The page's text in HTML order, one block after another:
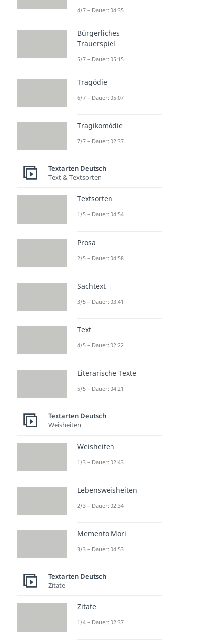
4/7 – Dauer: 04:35
Bürgerliches
Trauerspiel
5/7 – Dauer: 05:15
Tragödie
6/7 – Dauer: 05:07
Tragikomödie
7/7 – Dauer: 02:37
Textarten Deutsch
Text & Textsorten
Textsorten
1/5 – Dauer: 04:54
Prosa
2/5 – Dauer: 04:58
Sachtext
3/5 – Dauer: 03:41
Text
4/5 – Dauer: 02:22
Literarische Texte
5/5 – Dauer: 04:21
Textarten Deutsch
Weisheiten
Weisheiten
1/3 – Dauer: 02:43
Lebensweisheiten
2/3 – Dauer: 02:34
Memento Mori
3/3 – Dauer: 04:53
Textarten Deutsch
Zitate
Zitate
1/4 – Dauer: 02:37